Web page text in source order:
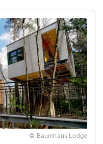
© Baumhaus Lodge